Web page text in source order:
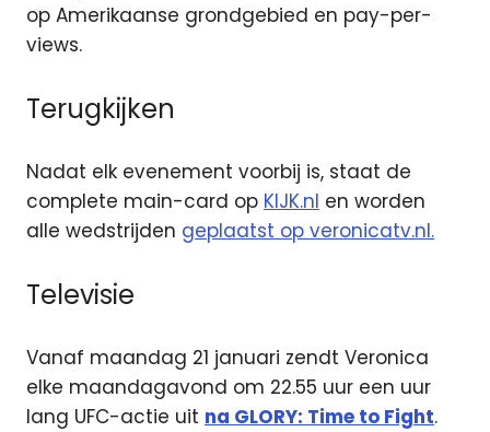
op Amerikaanse grondgebied en pay-per-
views.
Terugkijken
Nadat elk evenement voorbij is, staat de
complete main-card op KIJK.nl en worden
alle wedstrijden geplaatst op veronicatv.nl.
Televisie
Vanaf maandag 21 januari zendt Veronica
elke maandagavond om 22.55 uur een uur
lang UFC-actie uit na GLORY: Time to Fight.